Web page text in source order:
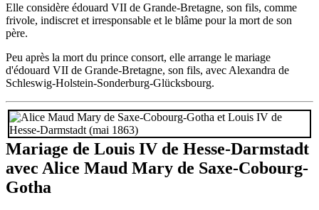
Elle considère édouard VII de Grande-Bretagne, son fils, comme
frivole, indiscret et irresponsable et le blâme pour la mort de son
père.
Peu après la mort du prince consort, elle arrange le mariage
d'édouard VII de Grande-Bretagne, son fils, avec Alexandra de
Schleswig-Holstein-Sonderburg-Glücksbourg.
Mariage de Louis IV de Hesse-Darmstadt
avec Alice Maud Mary de Saxe-Cobourg-
Gotha